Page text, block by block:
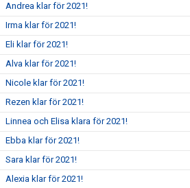
Andrea klar för 2021!
Irma klar för 2021!
Eli klar för 2021!
Alva klar för 2021!
Nicole klar för 2021!
Rezen klar för 2021!
Linnea och Elisa klara för 2021!
Ebba klar för 2021!
Sara klar för 2021!
Alexia klar för 2021!